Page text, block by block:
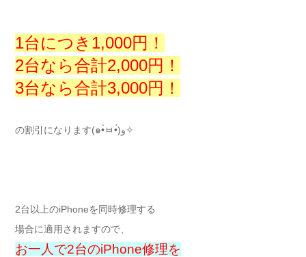
1台につき1,000円！
2台なら合計2,000円！
3台なら合計3,000円！
の割引になります(๑•̀ㅂ•́)و✧
2台以上のiPhoneを同時修理する
場合に適用されますので、
お一人で2台のiPhone修理を